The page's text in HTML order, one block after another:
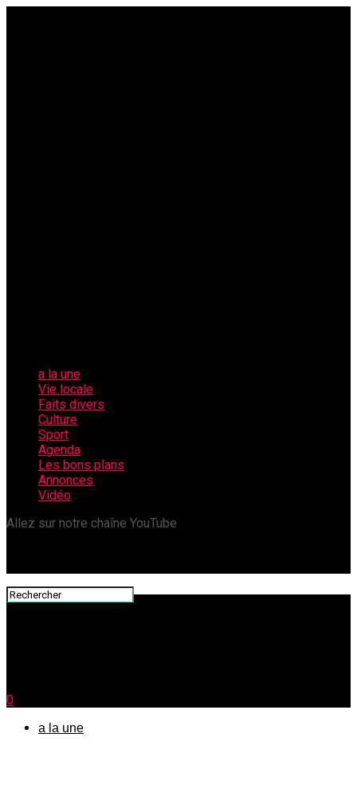
a la une
Vie locale
Faits divers
Culture
Sport
Agenda
Les bons plans
Annonces
Vidéo
Allez sur notre chaîne YouTube
0
a la une